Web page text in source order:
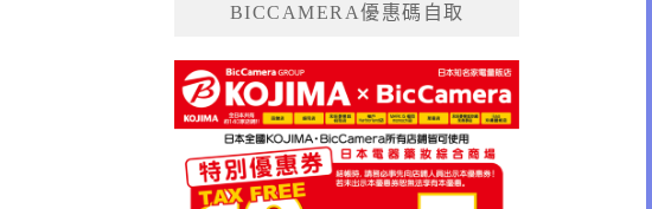
BICCAMERA優惠碼自取